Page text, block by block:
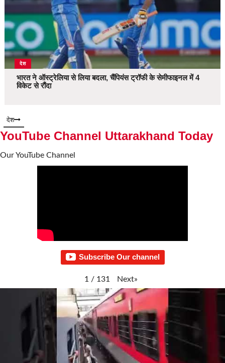
देश
भारत ने ऑस्ट्रेलिया से लिया बदला, चैंपियंस ट्रॉफी के सेमीफाइनल में 4
विकेट से रौंदा
देश
YouTube Channel Uttarakhand Today
Our YouTube Channel
Subscribe Our channel
1 / 131 Next»